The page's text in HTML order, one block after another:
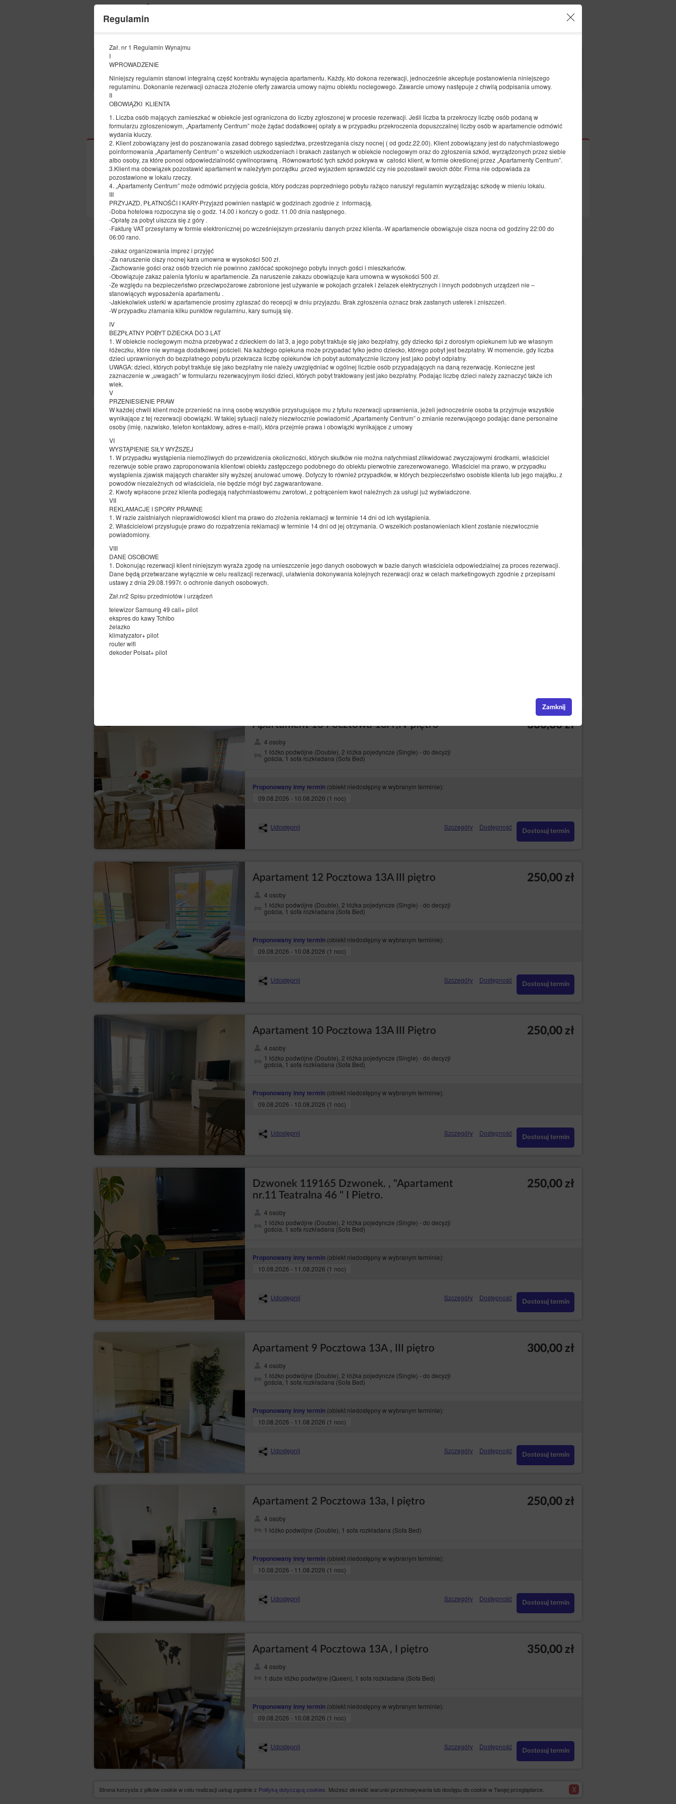
Regulamin
Zał. nr 1 Regulamin Wynajmu
I
WPROWADZENIE
Niniejszy regulamin stanowi integralną część kontraktu wynajęcia apartamentu. Każdy, kto dokona rezerwacji, jednocześnie akceptuje postanowienia niniejszego
regulaminu. Dokonanie rezerwacji oznacza złożenie oferty zawarcia umowy najmu obiektu noclegowego. Zawarcie umowy następuje z chwilą podpisania umowy.
II
OBOWIĄZKI KLIENTA
1. Liczba osób mających zamieszkać w obiekcie jest ograniczona do liczby zgłoszonej w procesie rezerwacji. Jeśli liczba ta przekroczy liczbę osób podaną w
formularzu zgłoszeniowym, „Apartamenty Centrum” może żądać dodatkowej opłaty a w przypadku przekroczenia dopuszczalnej liczby osób w apartamencie odmówić
wydania kluczy.
2. Klient zobowiązany jest do poszanowania zasad dobrego sąsiedztwa, przestrzegania ciszy nocnej ( od godz.22.00). Klient zobowiązany jest do natychmiastowego
poinformowania „Apartamenty Centrum” o wszelkich uszkodzeniach i brakach zastanych w obiekcie noclegowym oraz do zgłoszenia szkód, wyrządzonych przez siebie
albo osoby, za które ponosi odpowiedzialność cywilnoprawną . Równowartość tych szkód pokrywa w całości klient, w formie określonej przez „Apartamenty Centrum”.
3.Klient ma obowiązek pozostawić apartament w należytym porządku ,przed wyjazdem sprawdzić czy nie pozostawił swoich dóbr. Firma nie odpowiada za
pozostawione w lokalu rzeczy.
4. „Apartamenty Centrum” może odmówić przyjęcia gościa, który podczas poprzedniego pobytu rażąco naruszył regulamin wyrządzając szkodę w mieniu lokalu.
III
PRZYJAZD, PŁATNOŚĆI I KARY-Przyjazd powinien nastąpić w godzinach zgodnie z informacją.
-Doba hotelowa rozpoczyna się o godz. 14.00 i kończy o godz. 11.00 dnia następnego.
-Opłatę za pobyt uiszcza się z góry .
-Fakturę VAT przesyłamy w formie elektronicznej po wcześniejszym przesłaniu danych przez klienta.-W apartamencie obowiązuje cisza nocna od godziny 22:00 do
06:00 rano.
-zakaz organizowania imprez i przyjęć
-Za naruszenie ciszy nocnej kara umowna w wysokości 500 zł.
-Zachowanie gości oraz osób trzecich nie powinno zakłócać spokojnego pobytu innych gości i mieszkańców.
-Obowiązuje zakaz palenia tytoniu w apartamencie. Za naruszenie zakazu obowiązuje kara umowna w wysokości 500 zł.
-Ze względu na bezpieczeństwo przeciwpożarowe zabronione jest używanie w pokojach grzałek i żelazek elektrycznych i innych podobnych urządzeń nie –
stanowiących wyposażenia apartamentu .
-Jakiekolwiek usterki w apartamencie prosimy zgłaszać do recepcji w dniu przyjazdu. Brak zgłoszenia oznacz brak zastanych usterek i zniszczeń.
-W przypadku złamania kilku punktów regulaminu, kary sumują się.
IV
BEZPŁATNY POBYT DZIECKA DO 3 LAT
1. W obiekcie noclegowym można przebywać z dzieckiem do lat 3, a jego pobyt traktuje się jako bezpłatny, gdy dziecko śpi z dorosłym opiekunem lub we własnym
łóżeczku, które nie wymaga dodatkowej pościeli. Na każdego opiekuna może przypadać tylko jedno dziecko, którego pobyt jest bezpłatny. W momencie, gdy liczba
dzieci uprawnionych do bezpłatnego pobytu przekracza liczbę opiekunów ich pobyt automatycznie liczony jest jako pobyt odpłatny.
UWAGA: dzieci, których pobyt traktuje się jako bezpłatny nie należy uwzględniać w ogólnej liczbie osób przypadających na daną rezerwację. Konieczne jest
zaznaczenie w „uwagach” w formularzu rezerwacyjnym ilości dzieci, których pobyt traktowany jest jako bezpłatny. Podając liczbę dzieci należy zaznaczyć także ich
wiek.
V
PRZENIESIENIE PRAW
W każdej chwili klient może przenieść na inną osobę wszystkie przysługujące mu z tytułu rezerwacji uprawnienia, jeżeli jednocześnie osoba ta przyjmuje wszystkie
wynikające z tej rezerwacji obowiązki. W takiej sytuacji należy niezwłocznie powiadomić „Apartamenty Centrum” o zmianie rezerwującego podając dane personalne
osoby (imię, nazwisko, telefon kontaktowy, adres e-mail), która przejmie prawa i obowiązki wynikające z umowy
VI
WYSTĄPIENIE SIŁY WYŻSZEJ
1. W przypadku wystąpienia niemożliwych do przewidzenia okoliczności, których skutków nie można natychmiast zlikwidować zwyczajowymi środkami, właściciel
rezerwuje sobie prawo zaproponowania klientowi obiektu zastępczego podobnego do obiektu pierwotnie zarezerwowanego. Właściciel ma prawo, w przypadku
wystąpienia zjawisk mających charakter siły wyższej anulować umowę. Dotyczy to również przypadków, w których bezpieczeństwo osobiste klienta lub jego majątku, z
powodów niezależnych od właściciela, nie będzie mógł być zagwarantowane.
2. Kwoty wpłacone przez klienta podlegają natychmiastowemu zwrotowi, z potrąceniem kwot należnych za usługi już wyświadczone.
VII
REKLAMACJE I SPORY PRAWNE
1. W razie zaistniałych nieprawidłowości klient ma prawo do złożenia reklamacji w terminie 14 dni od ich wystąpienia.
2. Właścicielowi przysługuje prawo do rozpatrzenia reklamacji w terminie 14 dni od jej otrzymania. O wszelkich postanowieniach klient zostanie niezwłocznie
powiadomiony.
VIII
DANE OSOBOWE
1. Dokonując rezerwacji klient niniejszym wyraża zgodę na umieszczenie jego danych osobowych w bazie danych właściciela odpowiedzialnej za proces rezerwacji.
Dane będą przetwarzane wyłącznie w celu realizacji rezerwacji, ułatwienia dokonywania kolejnych rezerwacji oraz w celach marketingowych zgodnie z przepisami
ustawy z dnia 29.08.1997r. o ochronie danych osobowych.
Zał.nr2 Spisu przedmiotów i urządzeń
telewizor Samsung 49 cali+ pilot
ekspres do kawy Tchibo
żelazko
klimatyzator+ pilot
router wifi
dekoder Polsat+ pilot
Zamknij
08
2026
09
2026
2 OS.
Wybierz ofertę Doprecyzuj rezerwację Potwierdź rezerwację Opłać
Brak dostępnych ofert.
W wybranym terminie nie dysponujemy żadnymi wolnymi miejscami. Spróbuj ponownie wyszukać ofertę stosując inne kryteria wyszukiwania.
POZOSTAŁE OFERTY
Apartament 14 Pocztowa 13A, IV piętro
2 osoby
gościa
15.08.2026 - 16.08.2026 (1 noc)
Udostępnij Szczegóły Dostępność
Dostosuj termin
Apartament 15 Pocztowa 13A,IV piętro
gościa, 1 sofa rozkładana (Sofa Bed)
300,00 zł
Proponowany inny termin
09.08.2026 - 10.08.2026 (1 noc)
Udostępnij Szczegóły Dostępność
Dostosuj termin
Apartament 16 Pocztowa 13A,IV piętro 250,00 zł
Apartament 13 Pocztowa 13A ,IV piętro
4 osoby
1 łóżko podwójne (Double), 2 łóżka pojedyncze (Single) - do decyzji
gościa, 1 sofa rozkładana (Sofa Bed)
300,00 zł
Proponowany inny termin (obiekt niedostępny w wybranym terminie):
09.08.2026 - 10.08.2026 (1 noc)
Udostępnij Szczegóły Dostępność
Dostosuj termin
Apartament 12 Pocztowa 13A III piętro
4 osoby
1 łóżko podwójne (Double), 2 łóżka pojedyncze (Single) - do decyzji
gościa, 1 sofa rozkładana (Sofa Bed)
250,00 zł
Proponowany inny termin (obiekt niedostępny w wybranym terminie):
09.08.2026 - 10.08.2026 (1 noc)
Udostępnij Szczegóły Dostępność
Dostosuj termin
Apartament 10 Pocztowa 13A III Piętro
4 osoby
1 łóżko podwójne (Double), 2 łóżka pojedyncze (Single) - do decyzji
gościa, 1 sofa rozkładana (Sofa Bed)
250,00 zł
Proponowany inny termin (obiekt niedostępny w wybranym terminie):
09.08.2026 - 10.08.2026 (1 noc)
Udostępnij Szczegóły Dostępność
Dostosuj termin
Dzwonek 119165 Dzwonek. , "Apartament
nr.11 Teatralna 46 " I Pietro.
4 osoby
1 łóżko podwójne (Double), 2 łóżka pojedyncze (Single) - do decyzji
gościa, 1 sofa rozkładana (Sofa Bed)
250,00 zł
Proponowany inny termin (obiekt niedostępny w wybranym terminie):
10.08.2026 - 11.08.2026 (1 noc)
Udostępnij Szczegóły Dostępność
Dostosuj termin
Apartament 9 Pocztowa 13A , III piętro
4 osoby
1 łóżko podwójne (Double), 2 łóżka pojedyncze (Single) - do decyzji
gościa, 1 sofa rozkładana (Sofa Bed)
300,00 zł
Proponowany inny termin (obiekt niedostępny w wybranym terminie):
10.08.2026 - 11.08.2026 (1 noc)
Udostępnij Szczegóły Dostępność
Dostosuj termin
Apartament 2 Pocztowa 13a, I piętro
4 osoby
1 łóżko podwójne (Double), 1 sofa rozkładana (Sofa Bed)
250,00 zł
Proponowany inny termin (obiekt niedostępny w wybranym terminie):
10.08.2026 - 11.08.2026 (1 noc)
Udostępnij Szczegóły Dostępność
Dostosuj termin
Apartament 4 Pocztowa 13A , I piętro
4 osoby
1 duże łóżko podwójne (Queen), 1 sofa rozkładana (Sofa Bed)
350,00 zł
Proponowany inny termin (obiekt niedostępny w wybranym terminie):
09.08.2026 - 10.08.2026 (1 noc)
Udostępnij Szczegóły Dostępność
Dostosuj termin
Strona korzysta z plików cookie w celu realizacji usług zgodnie z Polityką dotyczącą cookies . Możesz określić warunki przechowywania lub dostępu do cookie w Twojej przeglądarce. X